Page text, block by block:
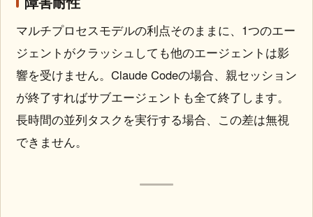
マルチプロセスモデルの利点そのままに、1つのエー
ジェントがクラッシュしても他のエージェントは影
響を受けません。Claude Codeの場合、親セッション
が終了すればサブエージェントも全て終了します。
長時間の並列タスクを実行する場合、この差は無視
できません。